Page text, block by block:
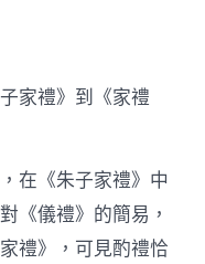
家禮》到《家禮
在《朱子家禮》中
《儀禮》的簡易，
禮》，可見酌禮恰